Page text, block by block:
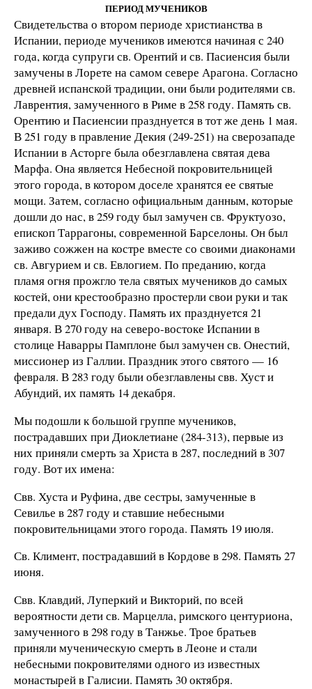
ПЕРИОД МУЧЕНИКОВ
Свидетельства о втором периоде христианства в
Испании, периоде мучеников имеются начиная с 240
года, когда супруги св. Орентий и св. Пасиенсия были
замучены в Лорете на самом севере Арагона. Согласно
древней испанской традиции, они были родителями св.
Лаврентия, замученного в Риме в 258 году. Память св.
Орентию и Пасиенсии празднуется в тот же день 1 мая.
В 251 году в правление Декия (249-251) на сверозападе
Испании в Асторге была обезглавлена святая дева
Марфа. Она является Небесной покровительницей
этого города, в котором доселе хранятся ее святые
мощи. Затем, согласно официальным данным, которые
дошли до нас, в 259 году был замучен св. Фруктуозо,
епископ Таррагоны, современной Барселоны. Он был
заживо сожжен на костре вместе со своими диаконами
св. Авгурием и св. Евлогием. По преданию, когда
пламя огня прожгло тела святых мучеников до самых
костей, они крестообразно простерли свои руки и так
предали дух Господу. Память их празднуется 21
января. В 270 году на северо-востоке Испании в
столице Наварры Памплоне был замучен св. Онестий,
миссионер из Галлии. Праздник этого святого — 16
февраля. В 283 году были обезглавлены свв. Хуст и
Абундий, их память 14 декабря.
Мы подошли к большой группе мучеников,
пострадавших при Диоклетиане (284-313), первые из
них приняли смерть за Христа в 287, последний в 307
году. Вот их имена:
Свв. Хуста и Руфина, две сестры, замученные в
Севилье в 287 году и ставшие небесными
покровительницами этого города. Память 19 июля.
Св. Климент, пострадавший в Кордове в 298. Память 27
июня.
Свв. Клавдий, Луперкий и Викторий, по всей
вероятности дети св. Марцелла, римского центуриона,
замученного в 298 году в Танжье. Трое братьев
приняли мученическую смерть в Леоне и стали
небесными покровителями одного из известных
монастырей в Галисии. Память 30 октября.